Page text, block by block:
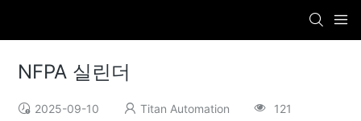
NFPA 실린더
2025-09-10 Titan Automation 121